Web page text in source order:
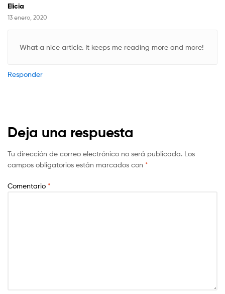
Elicia
13 enero, 2020
What a nice article. It keeps me reading more and more!
Responder
Deja una respuesta
Tu dirección de correo electrónico no será publicada. Los
campos obligatorios están marcados con *
Comentario *